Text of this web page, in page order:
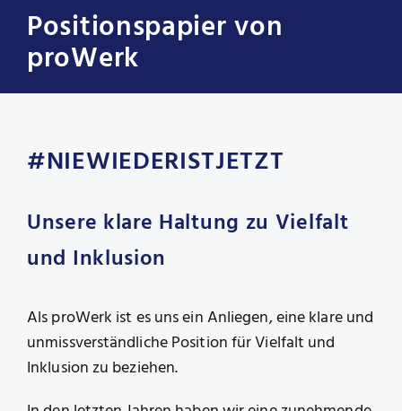
Positionspapier von
proWerk
#NIEWIEDERISTJETZT
Unsere klare Haltung zu Vielfalt
und Inklusion
Als proWerk ist es uns ein Anliegen, eine klare und
unmissverständliche Position für Vielfalt und
Inklusion zu beziehen.